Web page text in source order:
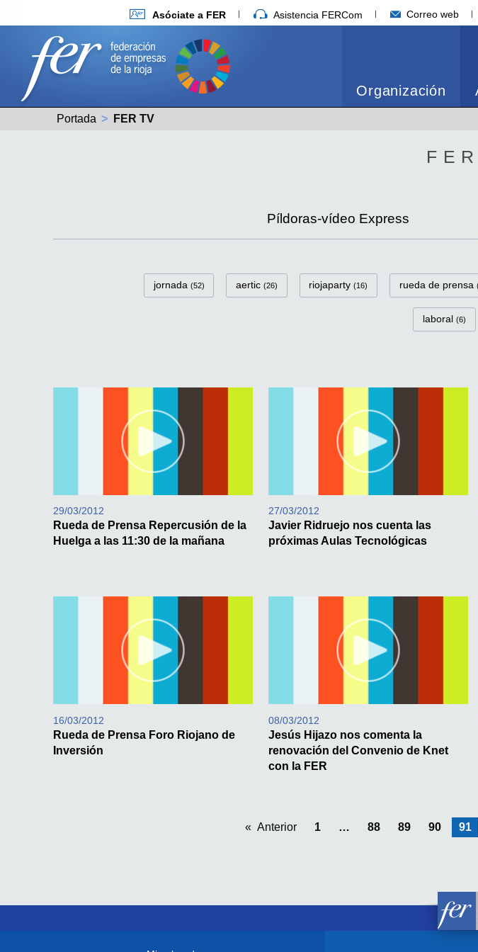
Asóciate a FER Asistencia FERCom Correo web
Organización
Portada Actual:
FER TV
Píldoras-vídeo Express
FerTv Categorías
jornada (52) aertic (26) riojaparty (16) rueda de prensa
laboral (6)
29/03/2012
Rueda de Prensa Repercusión de la
Huelga a las 11:30 de la mañana
27/03/2012
Javier Ridruejo nos cuenta las
próximas Aulas Tecnológicas
16/03/2012
Rueda de Prensa Foro Riojano de
Inversión
08/03/2012
Jesús Hijazo nos comenta la
renovación del Convenio de Knet
con la FER
Anterior 1 88 89 90 91